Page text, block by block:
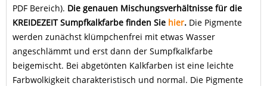
PDF Bereich). Die genauen Mischungsverhältnisse für die
KREIDEZEIT Sumpfkalkfarbe finden Sie hier. Die Pigmente
werden zunächst klümpchenfrei mit etwas Wasser
angeschlämmt und erst dann der Sumpfkalkfarbe
beigemischt. Bei abgetönten Kalkfarben ist eine leichte
Farbwolkigkeit charakteristisch und normal. Die Pigmente